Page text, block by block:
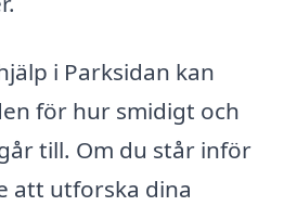
i Parksidan kan
för hur smidigt och
till. Om du står inför
att utforska dina